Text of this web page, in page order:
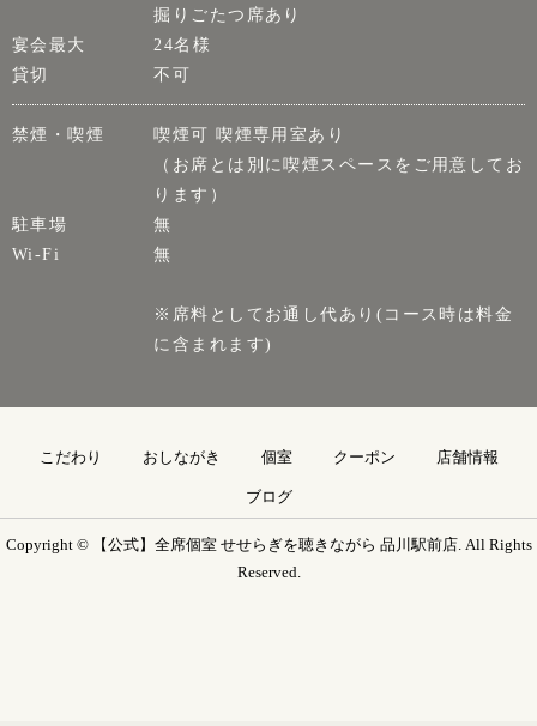
掘りごたつ席あり
宴会最大
24名様
貸切
不可
禁煙・喫煙
喫煙可 喫煙専用室あり
（お席とは別に喫煙スペースをご用意してお
ります）
駐車場
無
Wi-Fi
無
※席料としてお通し代あり(コース時は料金
に含まれます)
こだわり おしながき 個室 クーポン 店舗情報
ブログ
Copyright © 【公式】全席個室 せせらぎを聴きながら 品川駅前店. All Rights
Reserved.